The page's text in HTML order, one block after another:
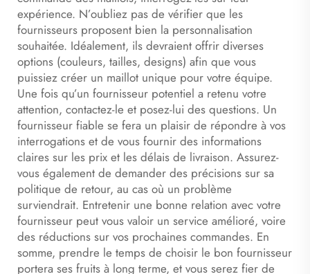
expérience. N’oubliez pas de vérifier que les
fournisseurs proposent bien la personnalisation
souhaitée. Idéalement, ils devraient offrir diverses
options (couleurs, tailles, designs) afin que vous
puissiez créer un maillot unique pour votre équipe.
Une fois qu’un fournisseur potentiel a retenu votre
attention, contactez-le et posez-lui des questions. Un
fournisseur fiable se fera un plaisir de répondre à vos
interrogations et de vous fournir des informations
claires sur les prix et les délais de livraison. Assurez-
vous également de demander des précisions sur sa
politique de retour, au cas où un problème
surviendrait. Entretenir une bonne relation avec votre
fournisseur peut vous valoir un service amélioré, voire
des réductions sur vos prochaines commandes. En
somme, prendre le temps de choisir le bon fournisseur
portera ses fruits à long terme, et vous serez fier de